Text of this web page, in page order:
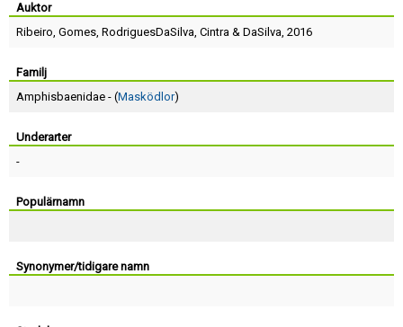
Auktor
Ribeiro, Gomes, RodriguesDaSilva, Cintra & DaSilva, 2016
Familj
Amphisbaenidae - (Masködlor)
Underarter
-
Populärnamn
Synonymer/tidigare namn
Terms of Service
Skapa konto